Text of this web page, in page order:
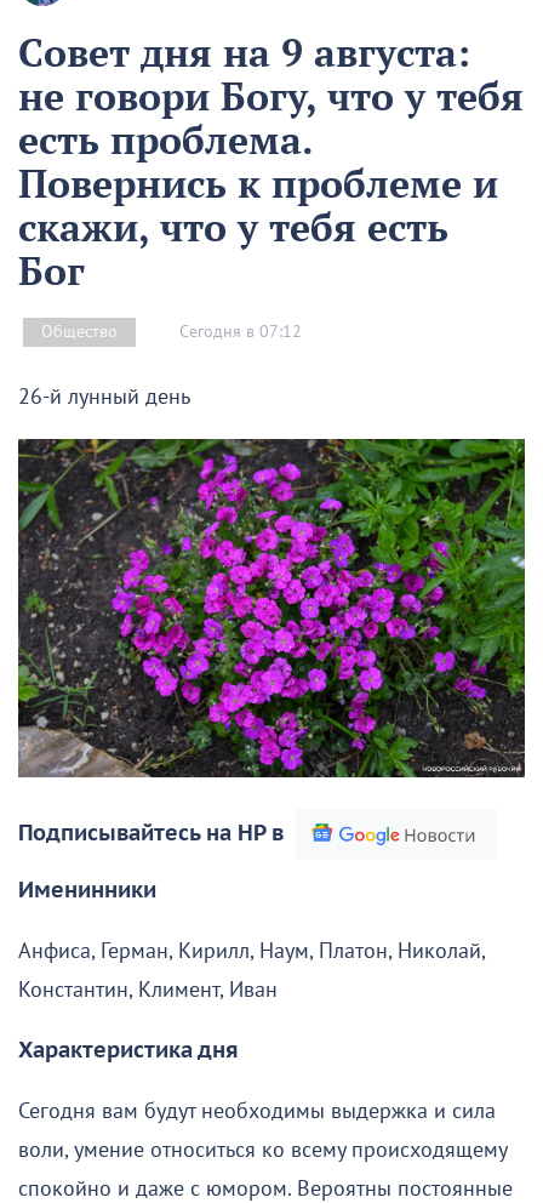
Совет дня на 9 августа:
не говори Богу, что у тебя
есть проблема.
Повернись к проблеме и
скажи, что у тебя есть
Бог
Общество Сегодня в 07:12
26-й лунный день
Подписывайтесь на НР в
Именинники
Анфиса, Герман, Кирилл, Наум, Платон, Николай,
Константин, Климент, Иван
Характеристика дня
Сегодня вам будут необходимы выдержка и сила
воли, умение относиться ко всему происходящему
спокойно и даже с юмором. Вероятны постоянные